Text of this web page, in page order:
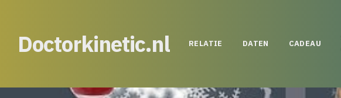
Doctorkinetic.nl RELATIE DATEN CADEAU